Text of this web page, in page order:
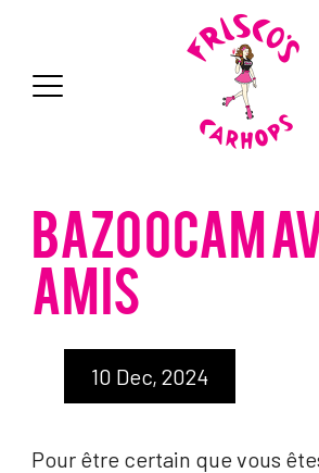
Press "Enter" to skip to main
Press "Enter" to skip to main
Press "Enter" to skip to footer
BAZOOCAM
AMIS
10 Dec, 2024
Pour être certain que vous